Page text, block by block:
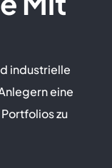
industrielle
eine
zu